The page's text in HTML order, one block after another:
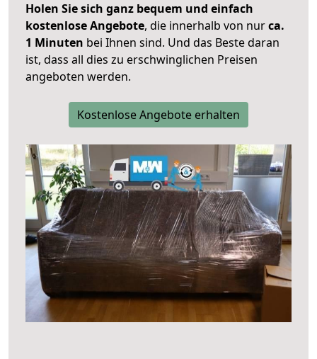
Holen Sie sich ganz bequem und einfach
kostenlose Angebote, die innerhalb von nurca.
1 Minuten bei Ihnen sind. Und das Beste daran
ist, dass all dies zu erschwinglichen Preisen
angeboten werden.
Kostenlose Angebote erhalten